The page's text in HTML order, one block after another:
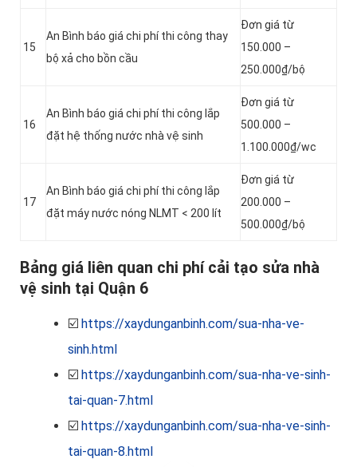
15
An Bình báo giá chi phí thi công thay
bộ xả cho bồn cầu
Đơn giá từ
150.000 –
250.000₫/bộ
16
An Bình báo giá chi phí thi công lắp
đặt hệ thống nước nhà vệ sinh
Đơn giá từ
500.000 –
1.100.000₫/wc
17
An Bình báo giá chi phí thi công lắp
đặt máy nước nóng NLMT < 200 lít
Đơn giá từ
200.000 –
500.000₫/bộ
Bảng giá liên quan chi phí cải tạo sửa nhà
vệ sinh tại Quận 6
☑️ https://xaydunganbinh.com/sua-nha-ve-
sinh.html
☑️ https://xaydunganbinh.com/sua-nha-ve-sinh-
tai-quan-7.html
☑️ https://xaydunganbinh.com/sua-nha-ve-sinh-
tai-quan-8.html